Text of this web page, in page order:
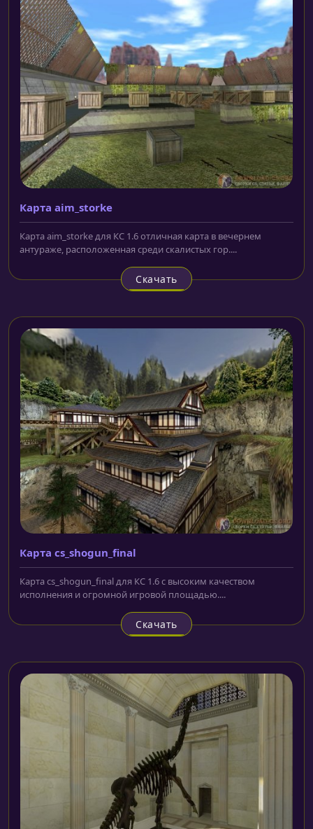
Карта aim_storke
Карта aim_storke для КС 1.6 отличная карта в вечернем
антураже, расположенная среди скалистых гор....
Скачать
Карта cs_shogun_final
Карта cs_shogun_final для КС 1.6 с высоким качеством
исполнения и огромной игровой площадью....
Скачать